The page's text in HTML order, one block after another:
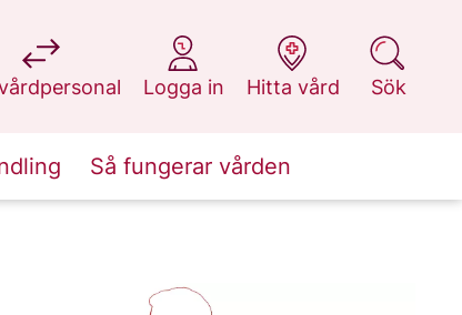
på 1177.se
Logga in
på 1177.se
Hitta vård
på 1177.se
Sök
på 1177.se
Så fungerar vården